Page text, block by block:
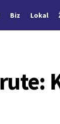
Biz Lokal